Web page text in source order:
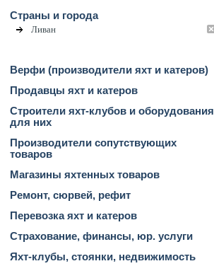
Страны и города
Ливан
Верфи (производители яхт и катеров)
Продавцы яхт и катеров
Строители яхт-клубов и оборудования
для них
Производители сопутствующих
товаров
Магазины яхтенных товаров
Ремонт, сюрвей, рефит
Перевозка яхт и катеров
Страхование, финансы, юр. услуги
Яхт-клубы, стоянки, недвижимость